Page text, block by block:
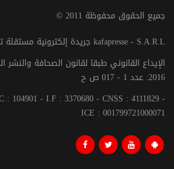
© جميع الحقوق محفوظة 2011
جريدة إلكترونية مستقلة تصدر عن الشركة kafapresse - S.A.R.L
2016: عدد 1 - 017 ص ح
: 104901 - I.F : 3370680 - CNSS : 4111829 -
ICE : 001799721000071